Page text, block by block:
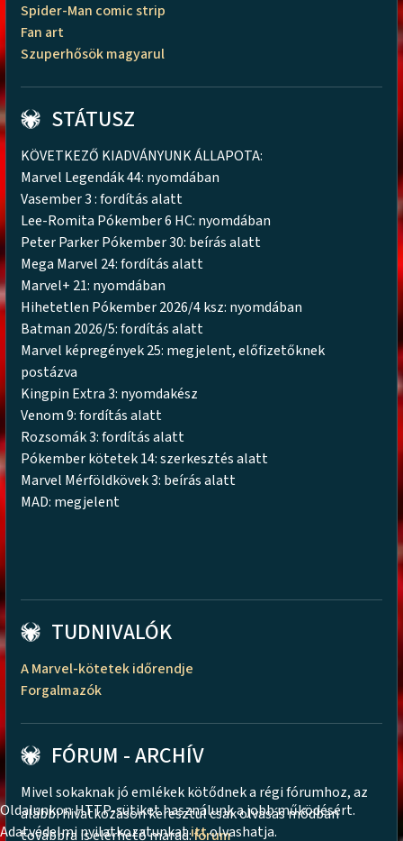
Spider-Man comic strip
Fan art
Szuperhősök magyarul
STÁTUSZ
KÖVETKEZŐ KIADVÁNYUNK ÁLLAPOTA:
Marvel Legendák 44: nyomdában
Vasember 3 : fordítás alatt
Lee-Romita Pókember 6 HC: nyomdában
Peter Parker Pókember 30: beírás alatt
Mega Marvel 24: fordítás alatt
Marvel+ 21: nyomdában
Hihetetlen Pókember 2026/4 ksz: nyomdában
Batman 2026/5: fordítás alatt
Marvel képregények 25: megjelent, előfizetőknek
postázva
Kingpin Extra 3: nyomdakész
Venom 9: fordítás alatt
Rozsomák 3: fordítás alatt
Pókember kötetek 14: szerkesztés alatt
Marvel Mérföldkövek 3: beírás alatt
MAD: megjelent
TUDNIVALÓK
A Marvel-kötetek időrendje
Forgalmazók
FÓRUM - ARCHÍV
Mivel sokaknak jó emlékek kötődnek a régi fórumhoz, az
alábbi hivatkozáson keresztül csak olvasás módban
továbbra is elérhető marad:fórum
Oldalunkon HTTP-sütiket használunk a jobb működésért.
Adatvédelmi nyilatkozatunkatittolvashatja.